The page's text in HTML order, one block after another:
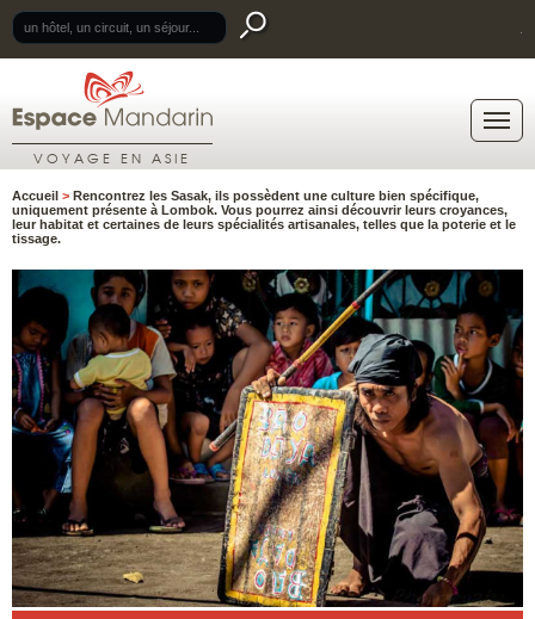
VOYAGE EN ASIE
Accueil > Rencontrez les Sasak, ils possèdent une culture bien spécifique,
uniquement présente à Lombok. Vous pourrez ainsi découvrir leurs croyances,
leur habitat et certaines de leurs spécialités artisanales, telles que la poterie et le
tissage.